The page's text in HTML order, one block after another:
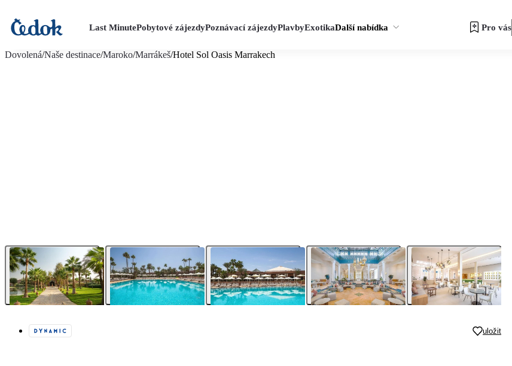
Last MinutePobytové zájezdyPoznávací zájezdyPlavbyExotikaDalší nabídka Pro vás
Dovolená/Naše destinace/Maroko/Marrákeš/Hotel Sol Oasis Marrakech
uložit